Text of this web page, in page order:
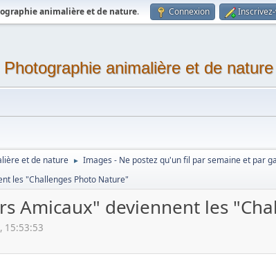
animalière et de nature. Connexion
animalière et de nature
et de nature ► Images - Ne postez qu'un fil par semaine et par
les "Challenges Photo Nature"
Amicaux" deviennent les
15:53:53